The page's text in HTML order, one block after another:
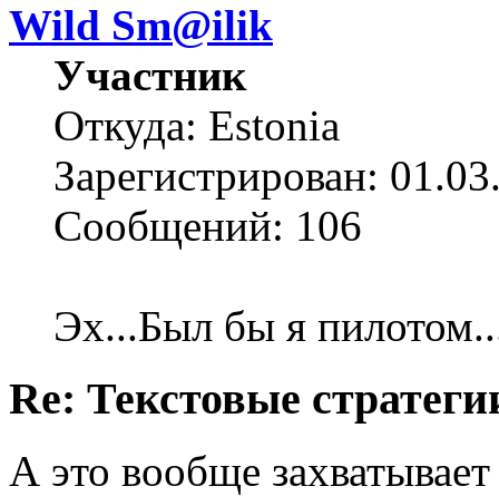
Wild Sm@ilik
Участник
Откуда: Estonia
Зарегистрирован:
Сообщений: 106
Эх...Был бы я
Re: Текстовые
А это вообще